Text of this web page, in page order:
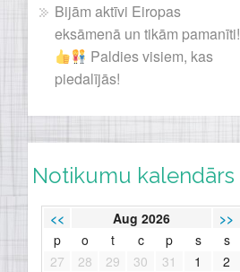
Bijām aktīvi Eiropas
eksāmenā un tikām pamanīti!
Paldies visiem, kas
piedalījās!
Notikumu kalendārs
<< Aug 2026
>>
p
o t c p s
s
27
28 29 30 31 1
2